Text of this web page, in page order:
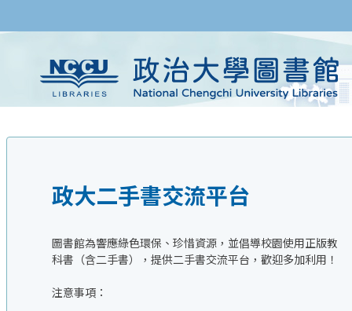
政大二手書交流平台
圖書館為響應綠色環保、珍惜資源，並倡導校園使用正版教
科書（含二手書），提供二手書交流平台，歡迎多加利用！
注意事項：